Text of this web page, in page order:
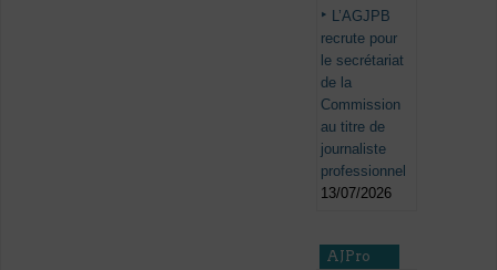
L’AGJPB
recrute pour
le secrétariat
de la
Commission
au titre de
journaliste
professionnel
13/07/2026
AJPro